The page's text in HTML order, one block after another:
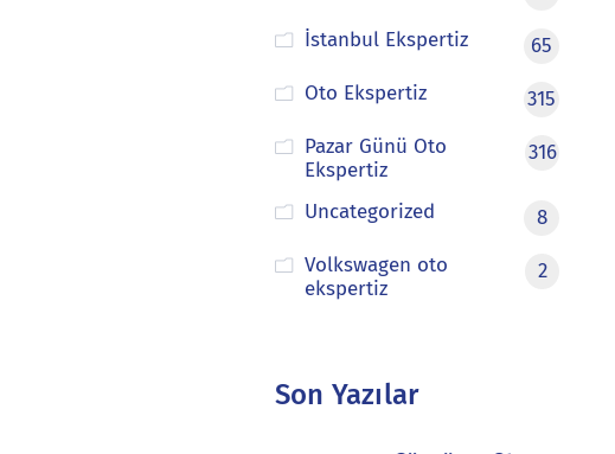
İstanbul Ekspertiz
65
Oto Ekspertiz
315
Pazar Günü Oto
Ekspertiz
316
Uncategorized
8
Volkswagen oto
ekspertiz
2
Son Yazılar